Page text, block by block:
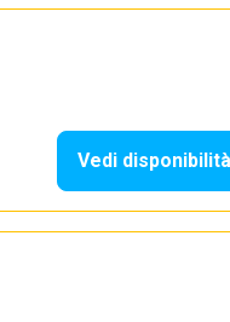
Vedi disponibilità